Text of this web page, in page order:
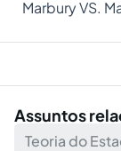
Marbury VS.
Assuntos
Teoria do